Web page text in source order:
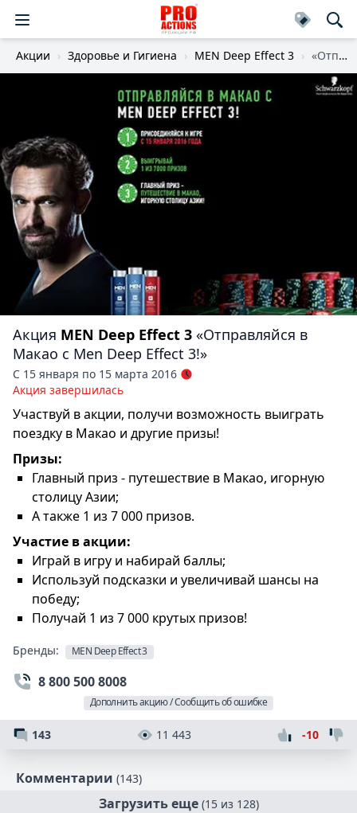
Акции Здоровье и Гигиена MEN Deep Effect 3 «Отправляйся в Макао с Men Deep Effect 3!»
Акция MEN Deep Effect 3 «Отправляйся в
Макао с Men Deep Effect 3!»
С 15 января по 15 марта 2016
Акция завершилась
Участвуй в акции, получи возможность выиграть
поездку в Макао и другие призы!
Призы:
Главный приз - путешествие в Макао, игорную
столицу Азии;
А также 1 из 7 000 призов.
Участие в акции:
Играй в игру и набирай баллы;
Используй подсказки и увеличивай шансы на
победу;
Получай 1 из 7 000 крутых призов!
Бренды: MEN Deep Effect 3
8 800 500 8008
Дополнить акцию / Сообщить об ошибке
143 11 443 -10
Комментарии (143)
Загрузить еще (15 из 128)